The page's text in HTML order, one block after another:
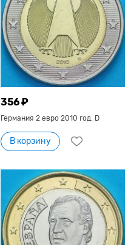
356 ₽
Германия 2 евро 2010 год. D
В корзину